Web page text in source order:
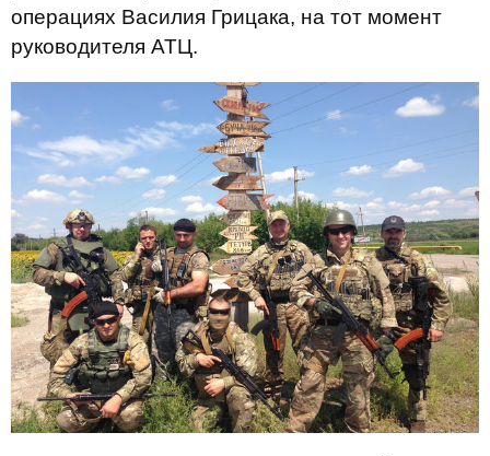
операциях Василия Грицака, на тот момент
руководителя АТЦ.